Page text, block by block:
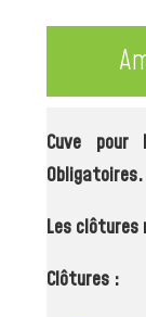
Cuve pour
Obligatoires.
Les
Clôtures :